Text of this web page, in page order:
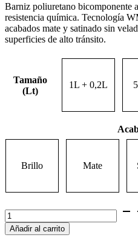
precios:
desde
40,32€
hasta
Barniz poliuretano bicomponente
resistencia química. Tecnología
acabados mate y satinado sin
superficies de alto tránsito.
Tamaño
(Lt)
1L + 0,2L
Brillo Mate
Barniz
Poliuretano
Bicomponente
Añadir al carrito